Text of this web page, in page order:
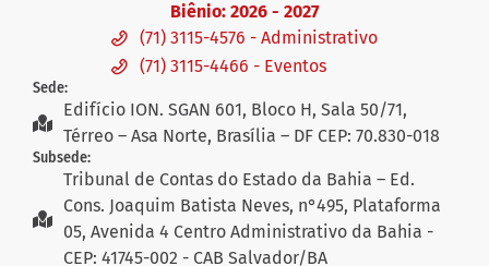
Biênio: 2026 - 2027
(71) 3115-4576 - Administrativo
(71) 3115-4466 - Eventos
Sede:
Edifício ION. SGAN 601, Bloco H, Sala 50/71,
Térreo – Asa Norte, Brasília – DF CEP: 70.830-018
Subsede:
Tribunal de Contas do Estado da Bahia – Ed.
Cons. Joaquim Batista Neves, n°495, Plataforma
05, Avenida 4 Centro Administrativo da Bahia -
CEP: 41745-002 - CAB Salvador/BA